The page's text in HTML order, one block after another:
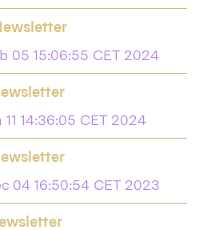
05 15:06:55 CET 2024
14:36:05 CET 2024
04 16:50:54 CET 2023